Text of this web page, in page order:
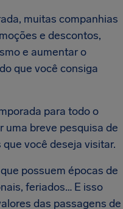
muitas companhias
e descontos,
e aumentar o
que você consiga
para todo o
breve pesquisa de
você deseja visitar.
possuem épocas de
feriados… E isso
das passagens de